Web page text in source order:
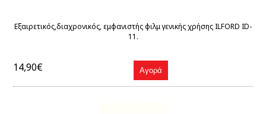
Εξαιρετικός,διαχρονικός, εμφανιστής φιλμ γενικής χρήσης ILFORD ID-
11.
14,90€